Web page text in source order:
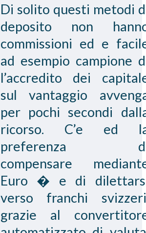
Di solito questi metodi
deposito non
commissioni ed e
ad esempio campione
l’accredito dei
sul vantaggio
per pochi secondi
ricorso. C’e ed
preferenza
compensare
Euro � e di
verso franchi
grazie al